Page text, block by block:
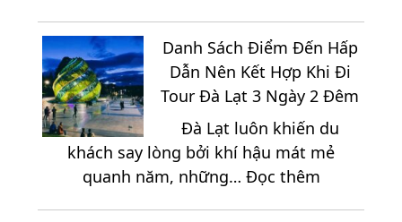
Sắp
Xếp
Lịch
Trình
Thế
Nào
Hợp
Lý?
Thức
Tinh
Hoa
Ẩm
Thực
Đặc
Sắc
Tại
Danh Sách Điểm Đến Hấp
Dẫn Nên Kết Hợp Khi Đi
Tour Đà Lạt 3 Ngày 2 Đêm
Đà Lạt luôn khiến du
khách say lòng bởi khí hậu mát mẻ
quanh năm, những… Đọc thêm: